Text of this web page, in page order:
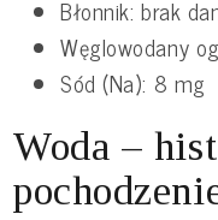
Błonnik: brak
Węglowodany
Sód (Na): 8 mg
Woda –